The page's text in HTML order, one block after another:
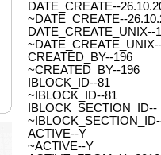
DATE_CREATE--
~DATE_CREATE--
DATE_CREATE_UNIX--
CREATED_BY--196
~CREATED_BY--196
IBLOCK_ID--81
~IBLOCK_ID--81
IBLOCK_SECTION_ID--
ACTIVE--Y
~ACTIVE--Y